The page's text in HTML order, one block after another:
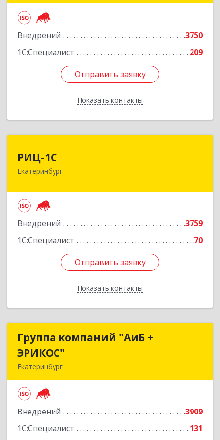
Внедрений
3750
1С:Специалист
209
Отправить заявку
Показать контакты
Отправить заявку
Назад
РИЦ-1С
Екатеринбург
Внедрений
3759
1С:Специалист
70
Отправить заявку
Показать контакты
620102, Свердловская обл, Екатеринбург г,
Отправить заявку
Назад
Группа компаний "АиБ +
ЭРИКОС"
Екатеринбург
Внедрений
3909
1С:Специалист
131
Группа компаний "АиБ +
Подробнее